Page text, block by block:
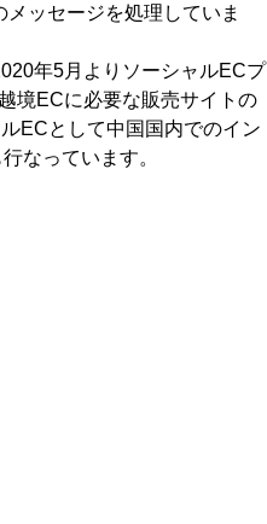
ッセージを処理していま
年5月よりソーシャルECプ
境ECに必要な販売サイトの
ECとして中国国内でのイン
なっています。